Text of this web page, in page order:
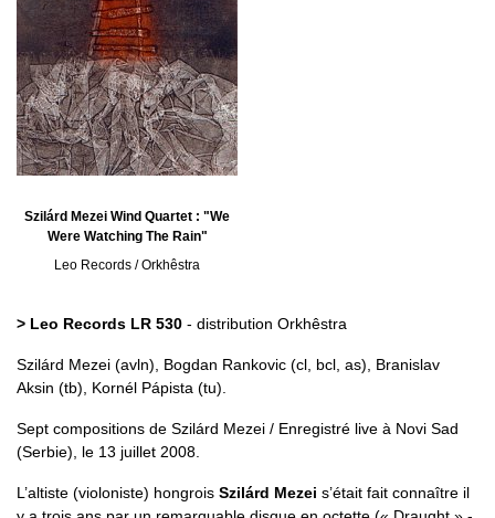
Szilárd Mezei Wind Quartet : "We
Were Watching The Rain"
Leo Records / Orkhêstra
> Leo Records LR 530 - distribution Orkhêstra
Szilárd Mezei (avln), Bogdan Rankovic (cl, bcl, as), Branislav
Aksin (tb), Kornél Pápista (tu).
Sept compositions de Szilárd Mezei / Enregistré live à Novi Sad
(Serbie), le 13 juillet 2008.
L’altiste (violoniste) hongrois Szilárd Mezei s’était fait connaître il